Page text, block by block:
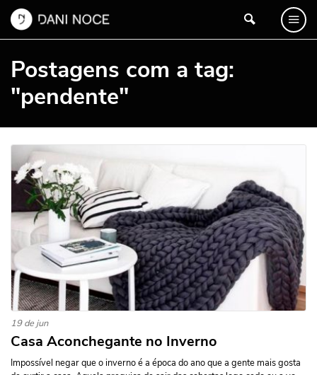
Postagens com a tag:
"pendente"
19 de jun
Casa Aconchegante no Inverno
Impossível negar que o inverno é a época do ano que a gente mais gosta